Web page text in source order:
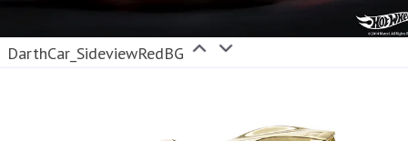
DarthCar_SideviewRedBG